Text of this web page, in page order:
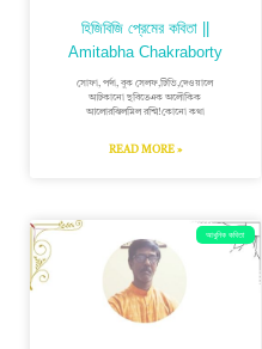
হিজিবিজি প্রেমের কবিতা ||
Amitabha Chakraborty
সোফা, পর্দা, বুক সেলফ,টিভি,দেওয়ালে
আটকানো ছবিতেএক অলৌকিক
আলোরঝিলমিল রশ্মি!কোনো কথা
READ MORE »
আধুনিক কবিতা